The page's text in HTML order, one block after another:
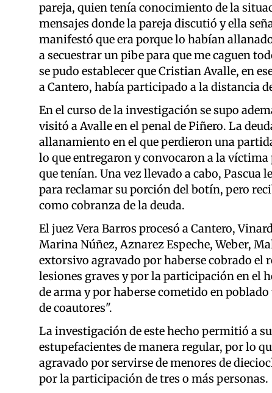
pareja, quien tenía conocimiento de la
mensajes donde la pareja discutió y ella
manifestó que era porque lo habían
a secuestrar un pibe para que me caguen
se pudo establecer que Cristian Avalle, en
a Cantero, había participado a la distancia
En el curso de la investigación se supo
visitó a Avalle en el penal de Piñero. La
allanamiento en el que perdieron una
lo que entregaron y convocaron a la víctima
que tenían. Una vez llevado a cabo,
para reclamar su porción del botín, pero
como cobranza de la deuda.
El juez Vera Barros procesó a Cantero,
Marina Núñez, Aznarez Espeche, Weber,
extorsivo agravado por haberse cobrado el
lesiones graves y por la participación en el
de arma y por haberse cometido en
de coautores".
La investigación de este hecho permitió a
estupefacientes de manera regular, por lo
agravado por servirse de menores de
por la participación de tres o más personas.